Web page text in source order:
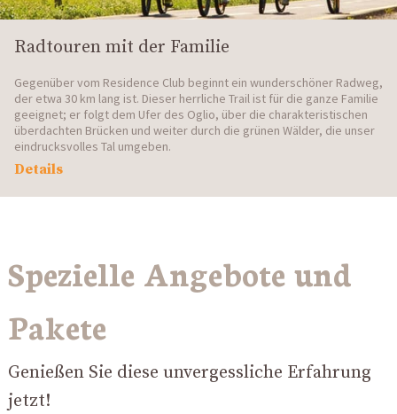
Radtouren mit der Familie
Gegenüber vom Residence Club beginnt ein wunderschöner Radweg,
der etwa 30 km lang ist. Dieser herrliche Trail ist für die ganze Familie
geeignet; er folgt dem Ufer des Oglio, über die charakteristischen
überdachten Brücken und weiter durch die grünen Wälder, die unser
eindrucksvolles Tal umgeben.
Details
Spezielle Angebote und
Pakete
Genießen Sie diese unvergessliche Erfahrung
jetzt!